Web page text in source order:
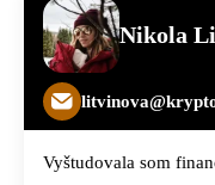
Nikola
Vyštudovala som